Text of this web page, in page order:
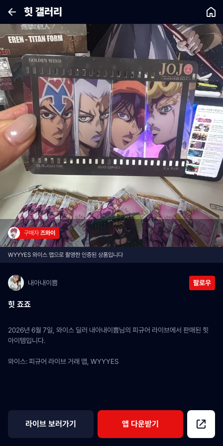
힛 갤러리
구매자 즈와이
WYYYES 와이스 앱으로 촬영한 인증된 상품입니다
내아내이쁨 팔로우
힛 죠죠
2026년 6월 7일, 와이스 딜러 내아내이쁨님의 피규어 라이브에서 판매된 힛
아이템입니다.
와이스: 피규어 라이브 거래 앱, WYYYES
라이브 보러가기 앱 다운받기